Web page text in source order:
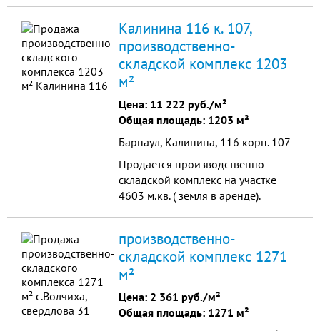
возможность перепланировки.
Калинина 116 к. 107,
производственно-
складской комплекс 1203
м²
Цена: 11 222 руб./м²
Общая площадь: 1203 м²
Барнаул, Калинина, 116 корп. 107
Продается производственно
складской комплекс на участке
4603 м.кв. ( земля в аренде).
находится железная дорога).
производственно-
складской комплекс 1271
м²
Цена: 2 361 руб./м²
Общая площадь: 1271 м²